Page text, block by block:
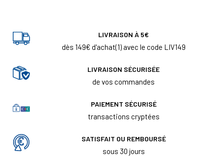
LIVRAISON À 5€
dès 149€ d'achat(1) avec le code LIV149
LIVRAISON SÉCURISÉE
de vos commandes
PAIEMENT SÉCURISÉ
transactions cryptées
SATISFAIT OU REMBOURSÉ
sous 30 jours